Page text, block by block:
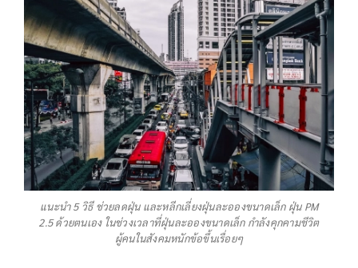
แนะนำ 5 วิธี ช่วยลดฝุ่น และหลีกเลี่ยงฝุ่นละอองขนาดเล็ก ฝุ่น PM
2.5 ด้วยตนเอง ในช่วงเวลาที่ฝุ่นละอองขนาดเล็ก กำลังคุกคามชีวิต
ผู้คนในสังคมหนักข้อขึ้นเรื่อยๆ